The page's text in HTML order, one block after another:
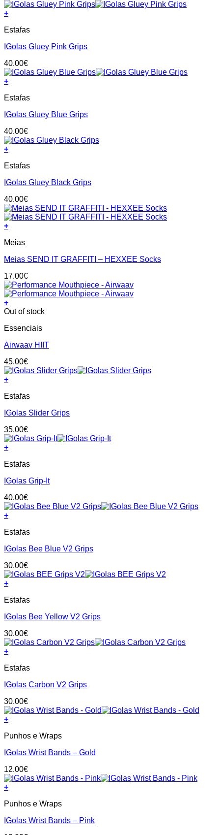
+
product
multiple
The
options
may
chosen
on
the
product
page
Estafas
IGolas Gluey Pink Grips
40.00€
+
product
multiple
The
options
may
chosen
on
the
product
page
Estafas
IGolas Gluey Blue Grips
40.00€
+
product
multiple
The
options
may
be
on
the
product
page
Estafas
IGolas Gluey Black Grips
40.00€
+
product
multiple
The
options
may
be
chosen
the
product
page
Meias
Meias SEND IT GRAFFITI – HEXXEE Socks
17.00€
+
Out of stock
Essenciais
Airwaav HIIT
45.00€
+
product
multiple
The
options
may
chosen
on
the
product
page
Estafas
IGolas Slider Grips
35.00€
+
product
multiple
The
options
may
chosen
on
the
product
page
Estafas
IGolas Grip-It
40.00€
+
product
multiple
The
options
may
chosen
on
the
product
page
Estafas
IGolas Bee Blue V2 Grips
30.00€
+
product
multiple
The
options
may
chosen
on
the
product
page
Estafas
IGolas Bee Yellow V2 Grips
30.00€
+
product
multiple
The
options
may
chosen
on
the
product
page
Estafas
IGolas Carbon V2 Grips
30.00€
+
Punhos e Wraps
IGolas Wrist Bands – Gold
12.00€
+
Punhos e Wraps
IGolas Wrist Bands – Pink